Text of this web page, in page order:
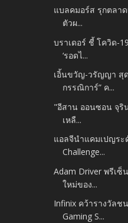
แบลคมอร์ส รุกตลา
ตัวผ...
บราเดอร์ ชี้ โควิด-
‘รอดไ...
เอิ้นขวัญ-วรัญญา สุ
กรรณิการ์” ค...
"อีสาน ออนซอน จุริ
เหลื...
แอลจีนำแคมเปญระ
Challenge...
Adam Driver พรีเ
ใหม่ของ...
Infinix คว้ารางวัลช
Gaming S...